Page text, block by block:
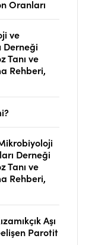
TWITTER
Oranları
ve
Derneği
Tanı ve
Rehberi,
Derneği
Tanı ve
Rehberi,
Aşı
Parotit